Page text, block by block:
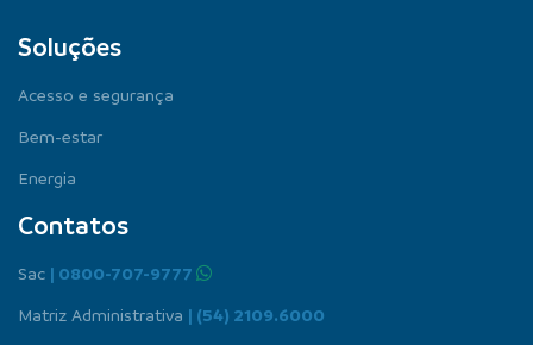
Soluções
Acesso e segurança
Bem-estar
Energia
Contatos
Sac | 0800-707-9777
Matriz Administrativa | (54) 2109.6000